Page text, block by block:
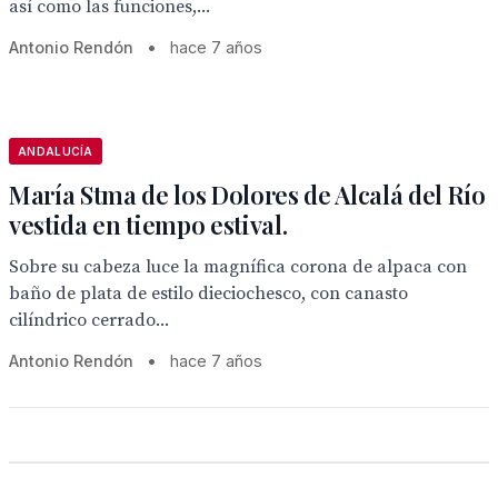
así como las funciones,...
Antonio Rendón • hace 7 años
ANDALUCÍA
María Stma de los Dolores de Alcalá del Río
vestida en tiempo estival.
Sobre su cabeza luce la magnífica corona de alpaca con
baño de plata de estilo dieciochesco, con canasto
cilíndrico cerrado...
Antonio Rendón • hace 7 años